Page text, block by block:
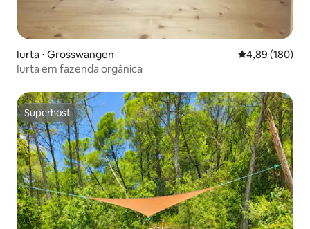
Iurta ⋅ Grosswangen 4,89 de uma
4,89 (180)
Iurta em fazenda orgânica
Superhost
Superhost